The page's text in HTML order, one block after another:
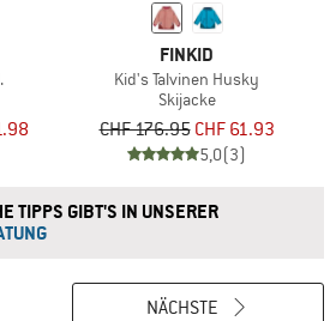
FINKID
Kid's Talvinen Husky
Skijacke
CHF 176.95 CHF 61.93
5,0(3)
TIPPS GIBT'S IN UNSERER
NÄCHSTE